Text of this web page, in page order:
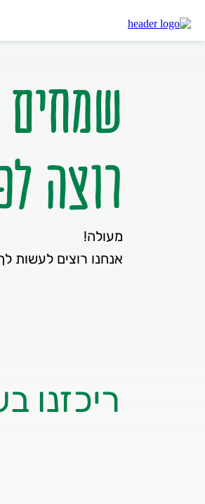
דיסקונט פתיחת חשבון- הנחיות
רוצה
מעולה!
אנחנו רוצים לעשות
ריכזנו